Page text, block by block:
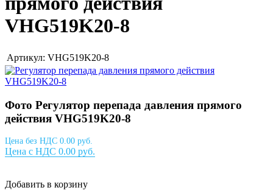
VHG519K20-8
Артикул: VHG519K20-8
Фото Регулятор перепада давления прямого
действия VHG519K20-8
Цена без НДС 0.00 руб.
Цена с НДС 0.00 руб.
Добавить в корзину